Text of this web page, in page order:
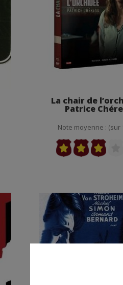
La chair de
Patrice
Note moyenne : (sur